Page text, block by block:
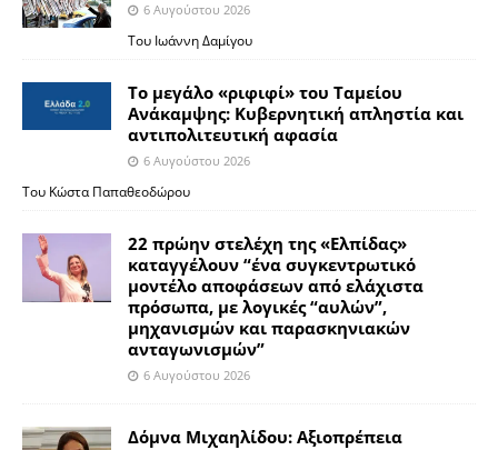
6 Αυγούστου 2026
Του Ιωάννη Δαμίγου
Το μεγάλο «ριφιφί» του Ταμείου
Ανάκαμψης: Κυβερνητική απληστία και
αντιπολιτευτική αφασία
6 Αυγούστου 2026
Του Κώστα Παπαθεοδώρου
22 πρώην στελέχη της «Ελπίδας»
καταγγέλουν “ένα συγκεντρωτικό
μοντέλο αποφάσεων από ελάχιστα
πρόσωπα, με λογικές “αυλών”,
μηχανισμών και παρασκηνιακών
ανταγωνισμών”
6 Αυγούστου 2026
Δόμνα Μιχαηλίδου: Αξιοπρέπεια